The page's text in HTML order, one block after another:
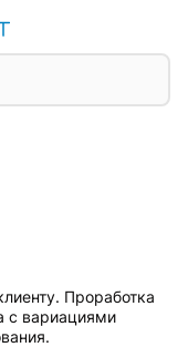
Проработка
с вариациями